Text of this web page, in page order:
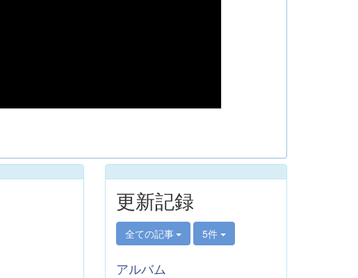
更新記録
全ての記事 5件
アルバム